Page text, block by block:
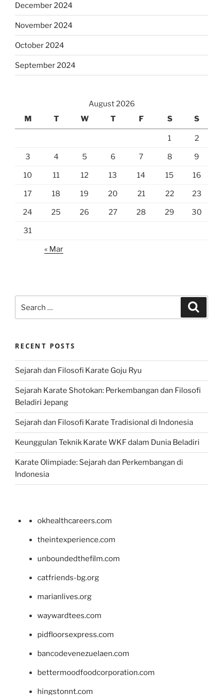
December 2024
November 2024
October 2024
September 2024
August 2026
M
T W T F S S
1 2
3 4 5 6 7 8 9
10 11 12 13 14 15 16
17 18 19 20 21 22 23
24 25 26 27 28 29 30
31
« Mar
for:
RECENT POSTS
Sejarah dan Filosofi Karate Goju Ryu
Sejarah Karate Shotokan: Perkembangan dan Filosofi
Beladiri Jepang
Sejarah dan Filosofi Karate Tradisional di Indonesia
Keunggulan Teknik Karate WKF dalam Dunia Beladiri
Karate Olimpiade: Sejarah dan Perkembangan di
Indonesia
okhealthcareers.com
theintexperience.com
unboundedthefilm.com
catfriends-bg.org
marianlives.org
waywardtees.com
pidfloorsexpress.com
bancodevenezuelaen.com
bettermoodfoodcorporation.com
hingstonnt.com